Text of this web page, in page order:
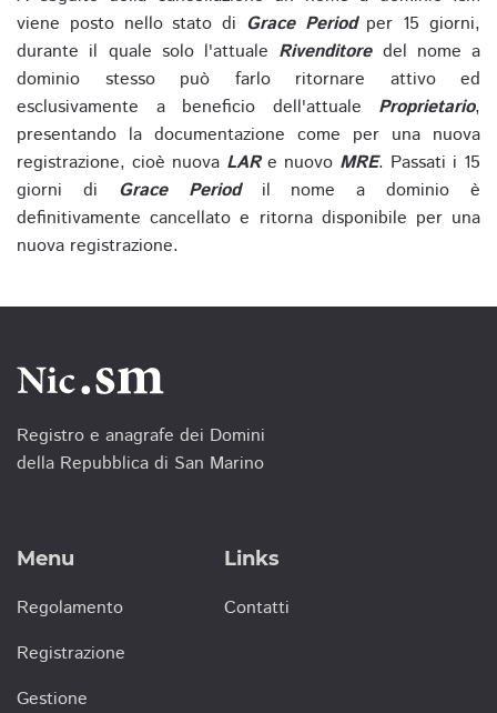
viene posto nello stato di Grace Periodper 15 giorni,
durante il quale solo l'attuale Rivenditoredel nome a
dominio stesso può farlo ritornare attivo ed
esclusivamente a beneficio dell'attuale Proprietario,
presentando la documentazione come per una nuova
registrazione, cioè nuova LARe nuovo MRE. Passati i 15
giorni di Grace Periodil nome a dominio è
definitivamente cancellato e ritorna disponibile per una
nuova registrazione.
Registro e anagrafe dei Domini
della Repubblica di San Marino
Menu
Regolamento
Registrazione
Gestione
Links
Contatti